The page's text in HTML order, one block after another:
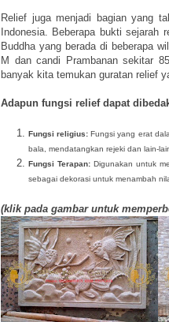
Relief juga menjadi bagian yang
Indonesia. Beberapa bukti sejarah
Buddha yang berada di beberapa
M dan candi Prambanan sekitar
banyak kita temukan guratan relief
Adapun fungsi relief dapat
Fungsi religius: Fungsiyang erat
bala, mendatangkan rejeki dan lain-
Fungsi Terapan:Digunakan untuk
sebagai dekorasi untuk menambah
(klik pada gambar untuk